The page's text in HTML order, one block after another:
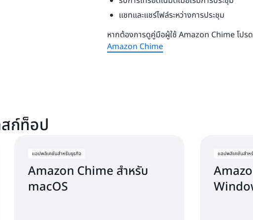
แชทและแชร์ไฟล์ระหว่างการประชุม
หากต้องการดูคู่มือผู้ใช้ Amazon Chime โปรด
Amazon Chime
ก์ท็อป
แอปพลิเคชันสำหรับธุรกิจ
Amazon Chime สำหรับ
macOS
แอปพลิเคชันสำห